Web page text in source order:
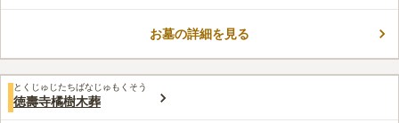
お墓の詳細を見る
とくじゅじたちばなじゅもくそう
徳壽寺橘樹木葬